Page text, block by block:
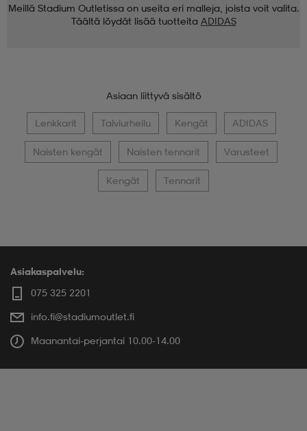
Meillä Stadium Outletissa on useita eri malleja, joista voit valita.
Täältä löydät lisää tuotteita ADIDAS
Asiaan liittyvä sisältö
Lenkkarit Talviurheilu Kengät ADIDAS
Naisten kengät Naisten tennarit Varusteet
Kengät Tennarit
Asiakaspalvelu:
075 325 2201
info.fi@stadiumoutlet.fi
Maanantai-perjantai 10.00-14.00